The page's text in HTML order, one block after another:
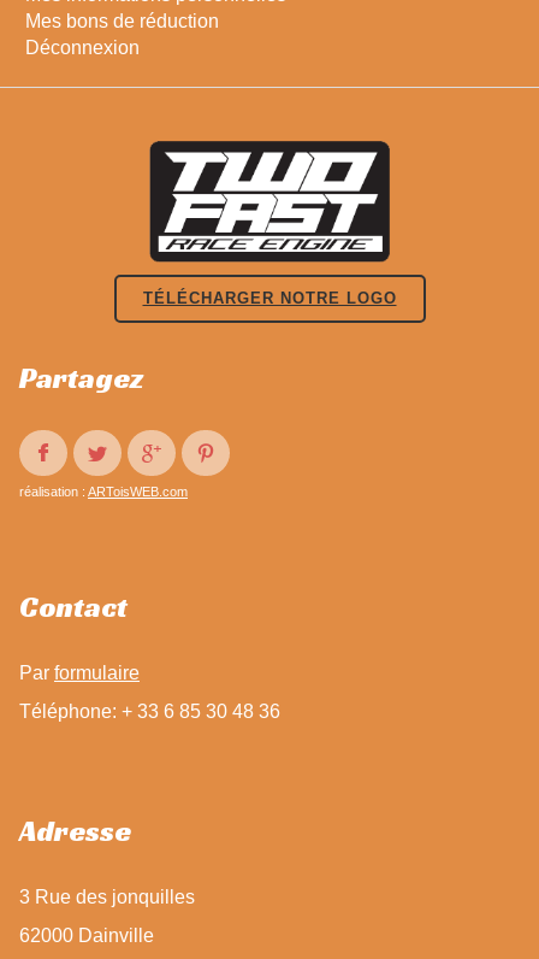
Mes bons de réduction
Déconnexion
TÉLÉCHARGER NOTRE LOGO
Partagez
réalisation : ARToisWEB.com
Contact
Par formulaire
Téléphone: + 33 6 85 30 48 36
Adresse
3 Rue des jonquilles
62000 Dainville